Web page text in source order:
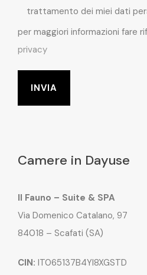
trattamento dei miei dati
per maggiori informazioni fare
privacy
Camere in Dayuse
Il Fauno – Suite & SPA
Via Domenico Catalano, 97
84018 – Scafati (SA)
CIN: IT065137B4YI8XGSTD